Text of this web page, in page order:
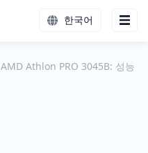
한국어
AMD Athlon PRO 3045B: 성능